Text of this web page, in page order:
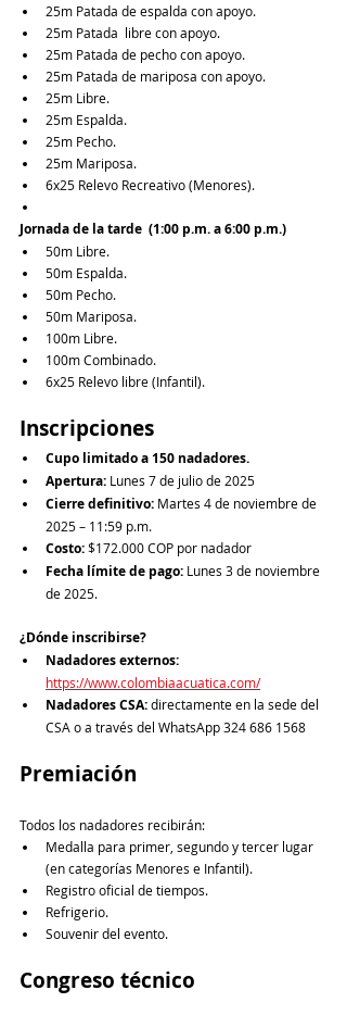
25m Patada de espalda con apoyo.
25m Patada  libre con apoyo.
25m Patada de pecho con apoyo.
25m Patada de mariposa con apoyo.
25m Libre.
25m Espalda.
25m Pecho.
25m Mariposa.
6x25 Relevo Recreativo (Menores).
Jornada de la tarde  (1:00 p.m. a 6:00 p.m.)
50m Libre.
50m Espalda.
50m Pecho.
50m Mariposa.
100m Libre.
100m Combinado.
6x25 Relevo libre (Infantil).
Inscripciones
Cupo limitado a 150 nadadores.
Apertura: Lunes 7 de julio de 2025
Cierre definitivo: Martes 4 de noviembre de
2025 – 11:59 p.m.
Costo: $172.000 COP por nadador
Fecha límite de pago: Lunes 3 de noviembre
de 2025.
¿Dónde inscribirse?
Nadadores externos:
https://www.colombiaacuatica.com/
Nadadores CSA: directamente en la sede del
CSA o a través del WhatsApp 324 686 1568
Premiación
Todos los nadadores recibirán:
Medalla para primer, segundo y tercer lugar
(en categorías Menores e Infantil).
Registro oficial de tiempos.
Refrigerio.
Souvenir del evento.
Congreso técnico